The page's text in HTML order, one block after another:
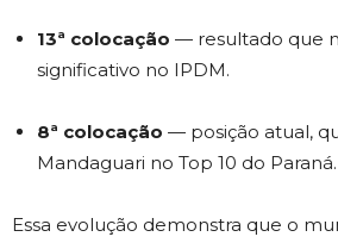
13ª colocação — resultado que
significativo no IPDM.
8ª colocação — posição atual,
Mandaguari no Top 10 do Paraná.
Essa evolução demonstra que o